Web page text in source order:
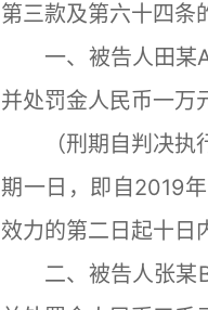
第三款及第六十四条
一、被告人田某A
并处罚金人民币一万
（刑期自判决执行
期一日，即自2019
效力的第二日起十日
二、被告人张某B